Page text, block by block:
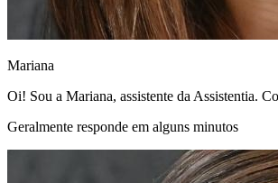
Mariana
Oi! Sou a Mariana, assistente da Assistentia.
Geralmente responde em alguns minutos